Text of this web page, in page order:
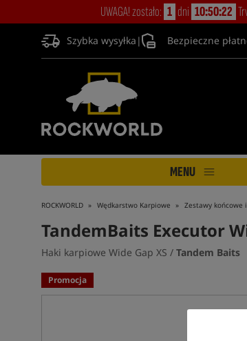
UWAGA! zostało: 1 dni 10:50:22
Szybka wysyłka | Bezpieczne
MENU
ROCKWORLD Wędkarstwo Karpiowe Zestawy końcowe
TandemBaits Executor
Haki karpiowe Wide Gap XS / Tandem Baits
Promocja